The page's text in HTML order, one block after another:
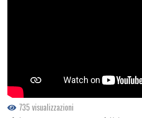
735 visualizzazioni